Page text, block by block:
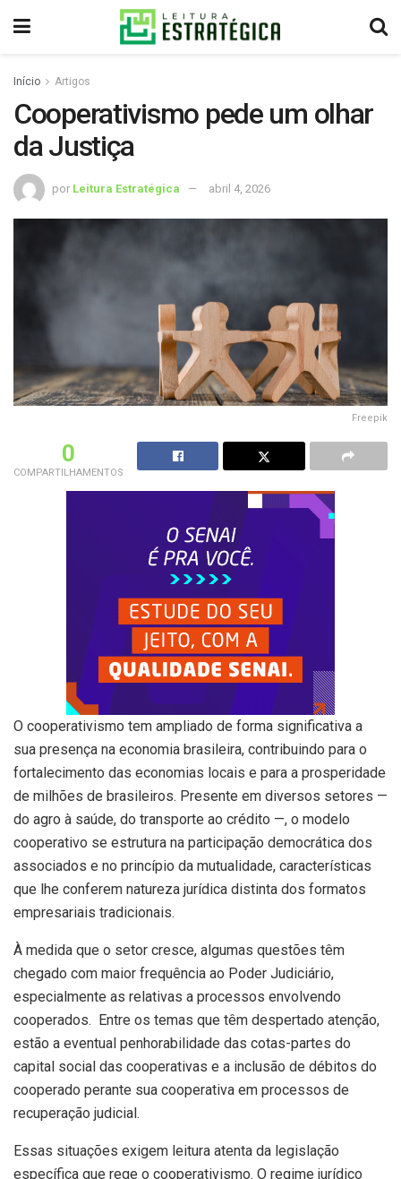
Início Artigos
Cooperativismo pede um olhar
da Justiça
por Leitura Estratégica abril 4, 2026
Freepik
0
COMPARTILHAMENTOS
O cooperativismo tem ampliado de forma significativa a
sua presença na economia brasileira, contribuindo para o
fortalecimento das economias locais e para a prosperidade
de milhões de brasileiros. Presente em diversos setores —
do agro à saúde, do transporte ao crédito —, o modelo
cooperativo se estrutura na participação democrática dos
associados e no princípio da mutualidade, características
que lhe conferem natureza jurídica distinta dos formatos
empresariais tradicionais.
À medida que o setor cresce, algumas questões têm
chegado com maior frequência ao Poder Judiciário,
especialmente as relativas a processos envolvendo
cooperados. Entre os temas que têm despertado atenção,
estão a eventual penhorabilidade das cotas-partes do
capital social das cooperativas e a inclusão de débitos do
cooperado perante sua cooperativa em processos de
recuperação judicial.
Essas situações exigem leitura atenta da legislação
específica que rege o cooperativismo. O regime jurídico